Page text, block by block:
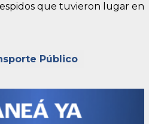
que tuvieron lugar en
Público